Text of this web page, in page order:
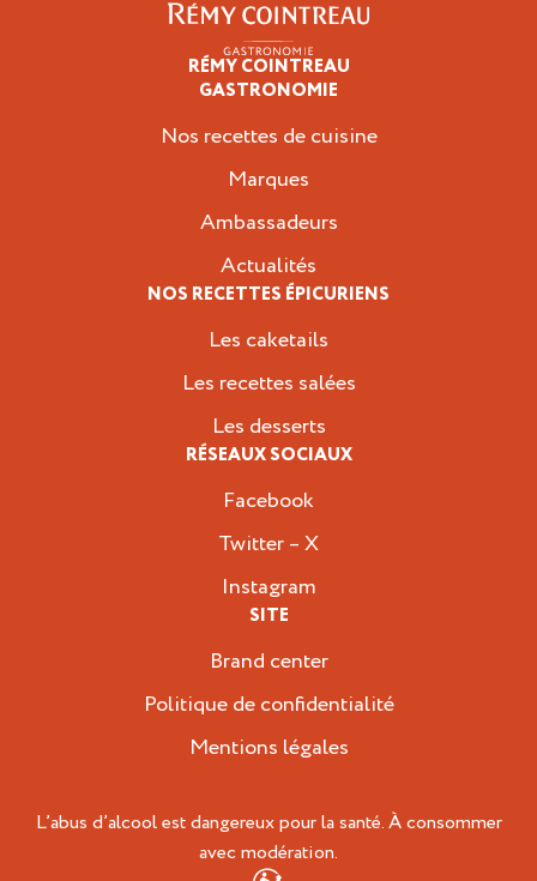
RÉMY COINTREAU
GASTRONOMIE
Nos recettes de cuisine
Marques
Ambassadeurs
Actualités
NOS RECETTES ÉPICURIENS
Les caketails
Les recettes salées
Les desserts
RÉSEAUX SOCIAUX
Facebook
Twitter – X
Instagram
SITE
Brand center
Politique de confidentialité
Mentions légales
L’abus d’alcool est dangereux pour la santé. À consommer
avec modération.